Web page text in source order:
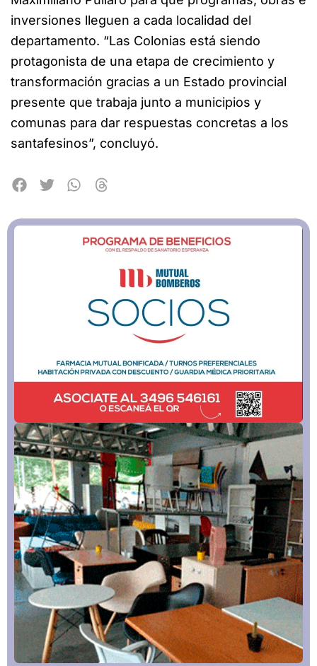
inversiones lleguen a cada localidad del
departamento. “Las Colonias está siendo
protagonista de una etapa de crecimiento y
transformación gracias a un Estado provincial
presente que trabaja junto a municipios y
comunas para dar respuestas concretas a los
santafesinos”, concluyó.